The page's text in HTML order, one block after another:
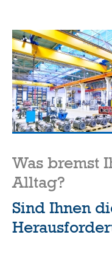
Was bremst
Alltag?
Sind Ihnen